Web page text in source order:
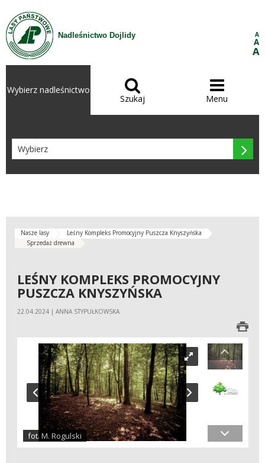
Przejdź do treści
Nadleśnictwo Dojlidy A
A
A
Wybierz nadleśnictwo 
Szukaj

Menu

Nasze lasy
Leśny Kompleks Promocyjny Puszcza Knyszyńska
Sprzedaż drewna
LEŚNY KOMPLEKS PROMOCYJNY
PUSZCZA KNYSZYŃSKA
22.04.2024 | ANNA STYPUŁKOWSKA
fot. M. Rogulski